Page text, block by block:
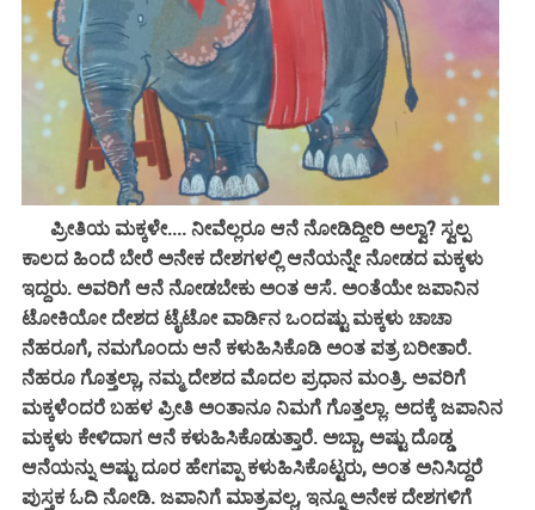
ಪ್ರೀತಿಯ ಮಕ್ಕಳೇ.... ನೀವೆಲ್ಲರೂ ಆನೆ ನೋಡಿದ್ದೀರಿ ಅಲ್ವಾ? ಸ್ವಲ್ಪ
ಕಾಲದ ಹಿಂದೆ ಬೇರೆ ಅನೇಕ ದೇಶಗಳಲ್ಲಿ ಆನೆಯನ್ನೇ ನೋಡದ ಮಕ್ಕಳು
ಇದ್ದರು. ಅವರಿಗೆ ಆನೆ ನೋಡಬೇಕು ಅಂತ ಆಸೆ. ಅಂತೆಯೇ ಜಪಾನಿನ
ಟೋಕಿಯೋ ದೇಶದ ಟೈಟೋ ವಾರ್ಡಿನ ಒಂದಷ್ಟು ಮಕ್ಕಳು ಚಾಚಾ
ನೆಹರೂಗೆ, ನಮಗೊಂದು ಆನೆ ಕಳುಹಿಸಿಕೊಡಿ ಅಂತ ಪತ್ರ ಬರೀತಾರೆ.
ನೆಹರೂ ಗೊತ್ತಲ್ಲಾ, ನಮ್ಮ ದೇಶದ ಮೊದಲ ಪ್ರಧಾನ ಮಂತ್ರಿ. ಅವರಿಗೆ
ಮಕ್ಕಳೆಂದರೆ ಬಹಳ ಪ್ರೀತಿ ಅಂತಾನೂ ನಿಮಗೆ ಗೊತ್ತಲ್ಲಾ. ಅದಕ್ಕೆ ಜಪಾನಿನ
ಮಕ್ಕಳು ಕೇಳಿದಾಗ ಆನೆ ಕಳುಹಿಸಿಕೊಡುತ್ತಾರೆ. ಅಬ್ಬಾ, ಅಷ್ಟು ದೊಡ್ಡ
ಆನೆಯನ್ನು ಅಷ್ಟು ದೂರ ಹೇಗಪ್ಪಾ ಕಳುಹಿಸಿಕೊಟ್ಟರು, ಅಂತ ಅನಿಸಿದ್ದರೆ
ಪುಸ್ತಕ ಓದಿ ನೋಡಿ. ಜಪಾನಿಗೆ ಮಾತ್ರವಲ್ಲ, ಇನ್ನೂ ಅನೇಕ ದೇಶಗಳಿಗೆ